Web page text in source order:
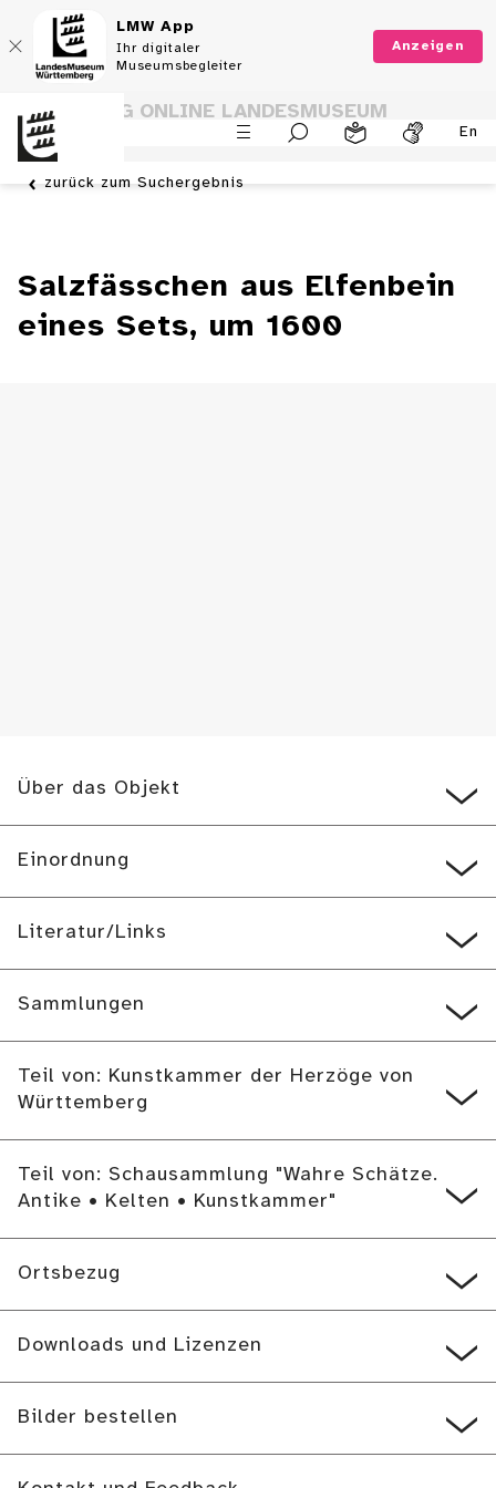
LMW App
Ihr digitaler
Museumsbegleiter
Anzeigen
En
SAMMLUNG ONLINE LANDESMUSEUM
WÜRTTEMBERG
zurück zum Suchergebnis
Salzfässchen aus Elfenbein
eines Sets, um 1600
Über das Objekt
Einordnung
Literatur/Links
Sammlungen
Teil von: Kunstkammer der Herzöge von
Württemberg
Teil von: Schausammlung "Wahre Schätze.
Antike • Kelten • Kunstkammer"
Ortsbezug
Downloads und Lizenzen
Bilder bestellen